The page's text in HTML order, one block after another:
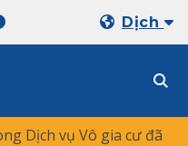
Dịch
Dịch vụ Vô gia cư đã